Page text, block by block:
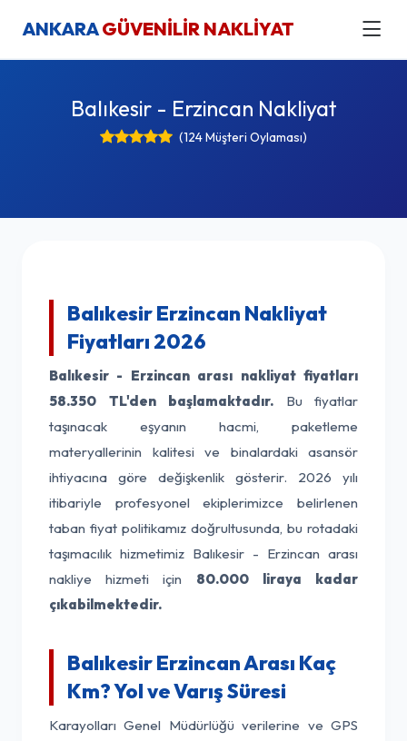
ANKARAGÜVENİLİR NAKLİYAT
Balıkesir - Erzincan Nakliyat
(124 Müşteri Oylaması)
Balıkesir Erzincan Nakliyat
Fiyatları 2026
Balıkesir - Erzincan arası nakliyat fiyatları
58.350 TL'den başlamaktadır. Bu fiyatlar
taşınacak eşyanın hacmi, paketleme
materyallerinin kalitesi ve binalardaki asansör
ihtiyacına göre değişkenlik gösterir. 2026 yılı
itibariyle profesyonel ekiplerimizce belirlenen
taban fiyat politikamız doğrultusunda, bu rotadaki
taşımacılık hizmetimiz Balıkesir - Erzincan arası
nakliye hizmeti için 80.000 liraya kadar
çıkabilmektedir.
Balıkesir Erzincan Arası Kaç
Km? Yol ve Varış Süresi
Karayolları Genel Müdürlüğü verilerine ve GPS